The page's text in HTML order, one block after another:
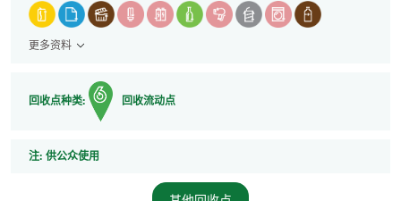
更多资料
回收点种类: 回收流动点
注: 注
供公众使用